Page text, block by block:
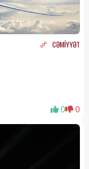
CƏMİYYƏT
0 0